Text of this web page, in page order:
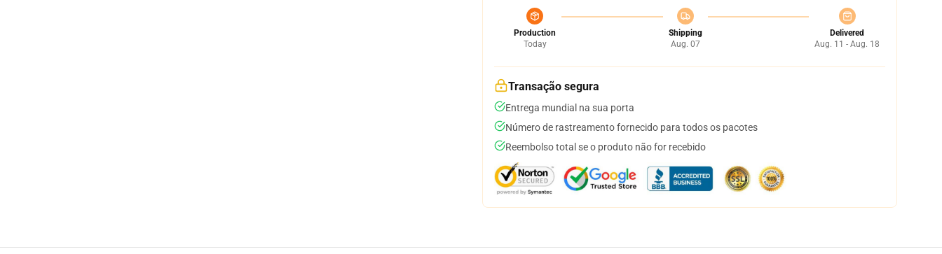
Production
Today
Shipping
Aug. 07
Delivered
Aug. 11 - Aug. 18
Transação segura
Entrega mundial na sua porta
Número de rastreamento fornecido para todos os pacotes
Reembolso total se o produto não for recebido